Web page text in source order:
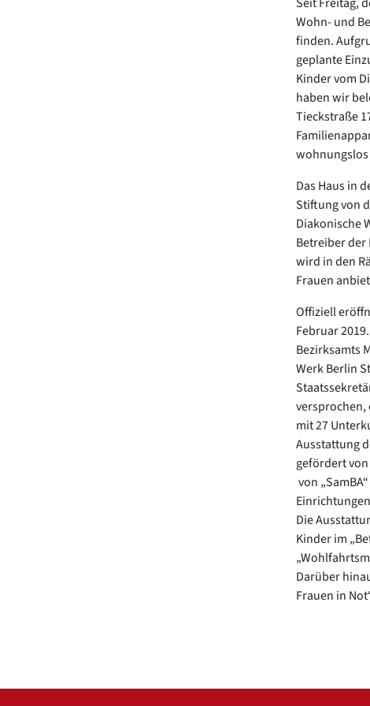
Wohn- und
finden.
geplante
Kinder vom
haben wir
Tieckstraße
Das Haus in
Stiftung von
Diakonische
Betreiber
wird in den
Frauen
Offiziell
Februar
Bezirksamts
Werk Berlin
versprochen,
mit 27
Ausstattung
gefördert
von
Die
Kinder im
Darüber
Frauen in